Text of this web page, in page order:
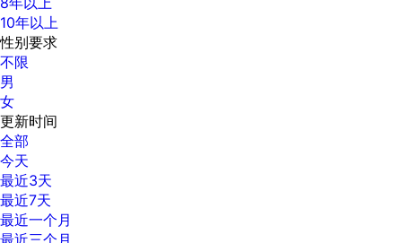
10年以上
性别要求
不限
男
女
更新时间
全部
今天
最近3天
最近7天
最近一个月